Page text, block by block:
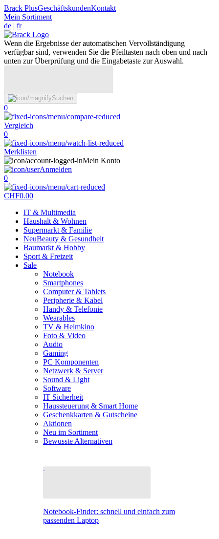
Brack PlusGeschäftskundenKontakt
Mein Sortiment
de | fr
Wenn die Ergebnisse der automatischen Vervollständigung
verfügbar sind, verwenden Sie die Pfeiltasten nach oben und nach
unten zur Überprüfung und die Eingabetaste zur Auswahl.
Suchen
0
Vergleich
0
Merklisten
Mein Konto
Anmelden
0
CHF0.00
IT & Multimedia
Haushalt & Wohnen
Supermarkt & Familie
NeuBeauty & Gesundheit
Baumarkt & Hobby
Sport & Freizeit
Sale
Notebook
Smartphones
Computer & Tablets
Peripherie & Kabel
Handy & Telefonie
Wearables
TV & Heimkino
Foto & Video
Audio
Gaming
PC Komponenten
Netzwerk & Server
Sound & Light
Software
IT Sicherheit
Haussteuerung & Smart Home
Geschenkkarten & Gutscheine
Aktionen
Neu im Sortiment
Bewusste Alternativen
Notebook-Finder: schnell und einfach zum
passenden Laptop